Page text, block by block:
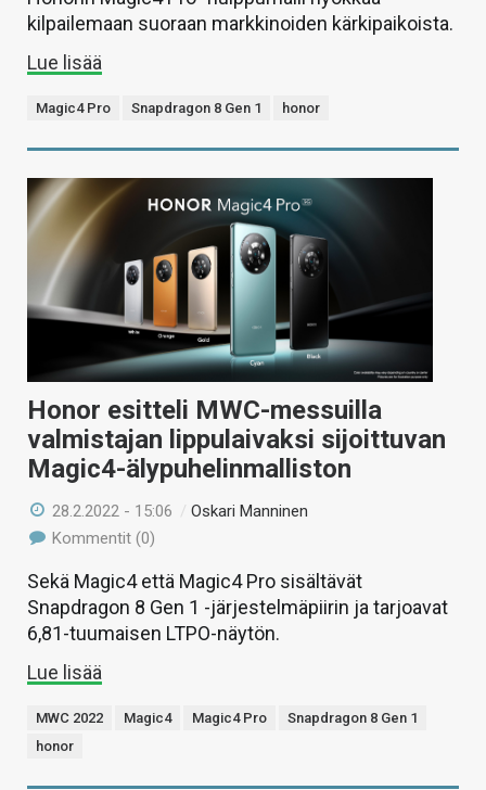
kilpailemaan suoraan markkinoiden kärkipaikoista.
Lue lisää
Magic4 Pro Snapdragon 8 Gen 1 honor
Honor esitteli MWC-messuilla
valmistajan lippulaivaksi sijoittuvan
Magic4-älypuhelinmalliston
28.2.2022 - 15:06 /Oskari Manninen
Kommentit (0)
Sekä Magic4 että Magic4 Pro sisältävät
Snapdragon 8 Gen 1 -järjestelmäpiirin ja tarjoavat
6,81-tuumaisen LTPO-näytön.
Lue lisää
MWC 2022 Magic4 Magic4 Pro
Snapdragon 8 Gen 1
honor